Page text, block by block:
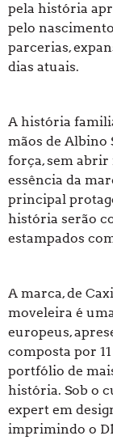
pela história
pelo
parcerias,
dias atuais.
A história
mãos de Albino
força, sem abrir
essência da
principal
história serão
estampados
A marca, de
moveleira é
europeus,
composta por
portfólio de
história. Sob o
expert em
imprimindo o